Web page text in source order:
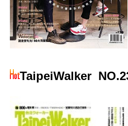
TaipeiWalker